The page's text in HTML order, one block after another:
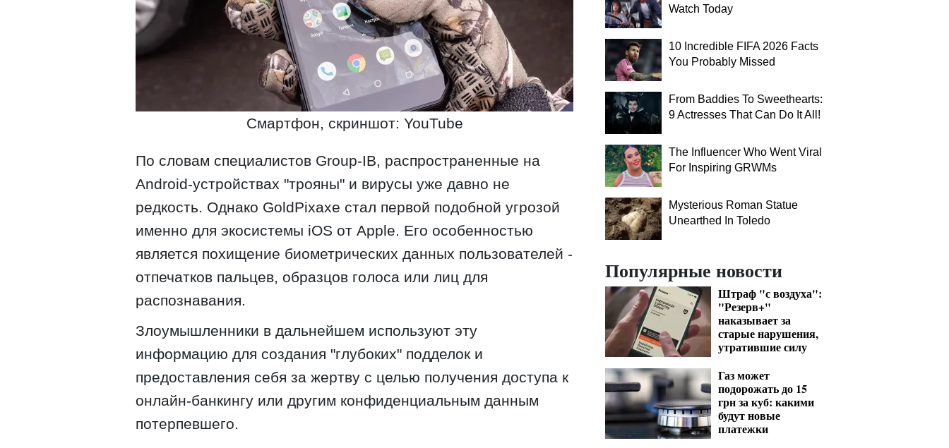
Смартфон, скриншот: YouTube
По словам специалистов Group-IB, распространенные на
Android-устройствах "трояны" и вирусы уже давно не
редкость. Однако GoldPixaxe стал первой подобной угрозой
именно для экосистемы iOS от Apple. Его особенностью
является похищение биометрических данных пользователей -
отпечатков пальцев, образцов голоса или лиц для
распознавания.
Злоумышленники в дальнейшем используют эту
информацию для создания "глубоких" подделок и
предоставления себя за жертву с целью получения доступа к
онлайн-банкингу или другим конфиденциальным данным
потерпевшего.
Watch Today
10 Incredible FIFA 2026 Facts
You Probably Missed
From Baddies To Sweethearts:
9 Actresses That Can Do It All!
The Influencer Who Went Viral
For Inspiring GRWMs
Mysterious Roman Statue
Unearthed In Toledo
Популярные новости
Штраф "с воздуха":
"Резерв+"
наказывает за
старые нарушения,
утратившие силу
Газ может
подорожать до 15
грн за куб: какими
будут новые
платежки